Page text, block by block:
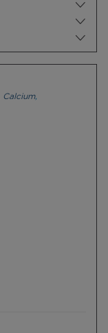
Calcium,